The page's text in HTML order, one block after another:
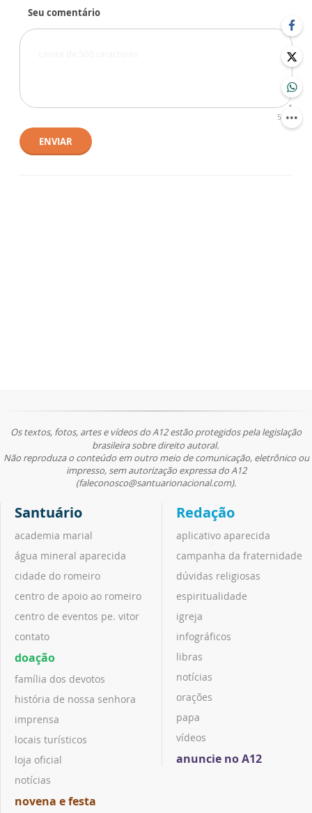
Seu comentário
500
ENVIAR
Os textos, fotos, artes e vídeos do A12 estão protegidos pela legislação
brasileira sobre direito autoral.
Não reproduza o conteúdo em outro meio de comunicação, eletrônico ou
impresso, sem autorização expressa do A12
(faleconosco@santuarionacional.com).
Santuário
academia marial
água mineral aparecida
cidade do romeiro
centro de apoio ao romeiro
centro de eventos pe. vitor
contato
doação
família dos devotos
história de nossa senhora
imprensa
locais turísticos
loja oficial
notícias
novena e festa
Redação
aplicativo aparecida
campanha da fraternidade
dúvidas religiosas
espiritualidade
igreja
infográficos
libras
notícias
orações
papa
vídeos
anuncie no A12